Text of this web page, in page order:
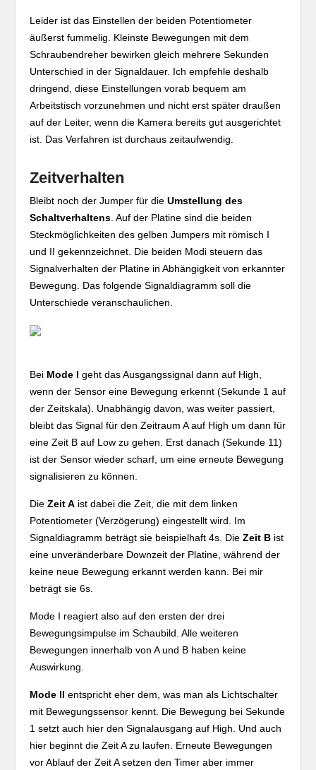
Leider ist das Einstellen der beiden Potentiometer
äußerst fummelig. Kleinste Bewegungen mit dem
Schraubendreher bewirken gleich mehrere Sekunden
Unterschied in der Signaldauer. Ich empfehle deshalb
dringend, diese Einstellungen vorab bequem am
Arbeitstisch vorzunehmen und nicht erst später draußen
auf der Leiter, wenn die Kamera bereits gut ausgerichtet
ist. Das Verfahren ist durchaus zeitaufwendig.
Zeitverhalten
Bleibt noch der Jumper für dieUmstellung des
Schaltverhaltens. Auf der Platine sind die beiden
Steckmöglichkeiten des gelben Jumpers mit römisch I
und II gekennzeichnet. Die beiden Modi steuern das
Signalverhalten der Platine in Abhängigkeit von erkannter
Bewegung. Das folgende Signaldiagramm soll die
Unterschiede veranschaulichen.
Bei Mode I geht das Ausgangssignal dann auf High,
wenn der Sensor eine Bewegung erkennt (Sekunde 1 auf
der Zeitskala). Unabhängig davon, was weiter passiert,
bleibt das Signal für den Zeitraum A auf High um dann für
eine Zeit B auf Low zu gehen. Erst danach (Sekunde 11)
ist der Sensor wieder scharf, um eine erneute Bewegung
signalisieren zu können.
DieZeit A ist dabei die Zeit, die mit dem linken
Potentiometer (Verzögerung) eingestellt wird. Im
Signaldiagramm beträgt sie beispielhaft 4s. DieZeit B ist
eine unveränderbare Downzeit der Platine, während der
keine neue Bewegung erkannt werden kann. Bei mir
beträgt sie 6s.
Mode I reagiert also auf den ersten der drei
Bewegungsimpulse im Schaubild. Alle weiteren
Bewegungen innerhalb von A und B haben keine
Auswirkung.
Mode II entspricht eher dem, was man als Lichtschalter
mit Bewegungssensor kennt. Die Bewegung bei Sekunde
1 setzt auch hier den Signalausgang auf High. Und auch
hier beginnt die Zeit A zu laufen. Erneute Bewegungen
vor Ablauf der Zeit A setzen den Timer aber immer